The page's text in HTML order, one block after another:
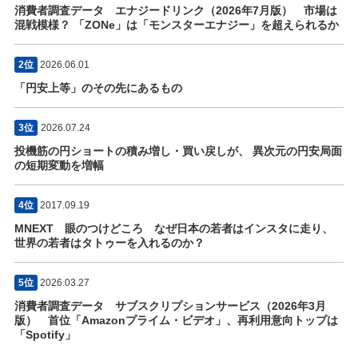
消費者調査データ エナジードリンク（2026年7月版） 市場は
混戦模様？ 「ZONe」は「モンスターエナジー」を超えられるか
2位 2026.06.01
「円安上等」のその先にあるもの
3位 2026.07.24
投機筋の円ショートの積み増し・買い戻しが、 異次元の円安局面
の短期変動を増幅
4位 2017.09.19
MNEXT 眼のつけどころ なぜ日本の若者はインスタに走り、
世界の若者はタトゥーを入れるのか？
5位 2026.03.27
消費者調査データ サブスクリプションサービス（2026年3月
版） 首位「Amazonプライム・ビデオ」、再利用意向トップは
「Spotify」